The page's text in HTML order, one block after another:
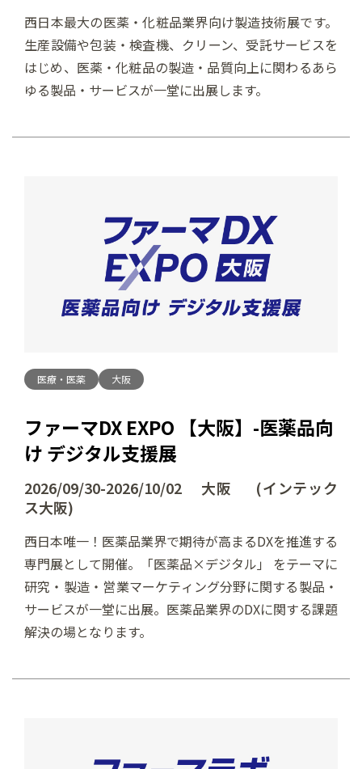
西日本最大の医薬・化粧品業界向け製造技術展です。
生産設備や包装・検査機、クリーン、受託サービスを
はじめ、医薬・化粧品の製造・品質向上に関わるあら
ゆる製品・サービスが一堂に出展します。
医療・医薬 大阪
ファーマDX EXPO 【大阪】-医薬品向
け デジタル支援展
2026/09/30-2026/10/02 大阪 (インテック
ス大阪)
西日本唯一！医薬品業界で期待が高まるDXを推進する
専門展として開催。「医薬品×デジタル」 をテーマに
研究・製造・営業マーケティング分野に関する製品・
サービスが一堂に出展。医薬品業界のDXに関する課題
解決の場となります。